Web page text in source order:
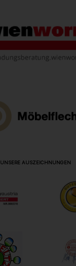
UNSERE AUSZEICHNUNGEN